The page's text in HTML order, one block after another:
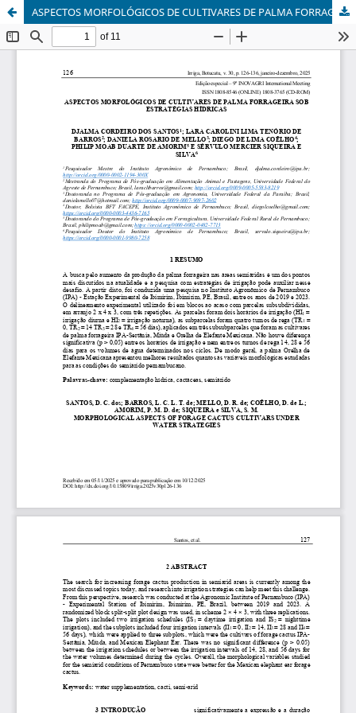
ASPECTOS MORFOLÓGICOS DE CULTIVARES DE PALMA FORRAGEIRA SOB ESTRATÉGIAS HÍDRICAS